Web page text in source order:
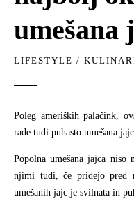
umešana
LIFESTYLE /
Poleg ameriških palačink,
rade tudi puhasto umešana
Popolna umešana jajca niso
njimi tudi, če pridejo pred
umešanih jajc je svilnata in